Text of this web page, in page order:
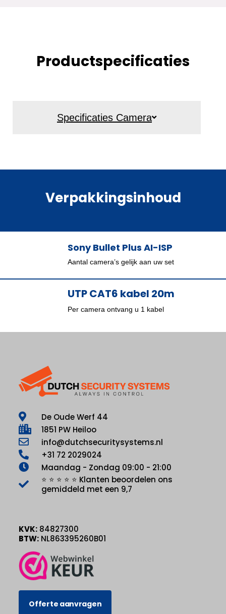
Productspecificaties
Specificaties Camera
Verpakkingsinhoud
Sony Bullet Plus AI-ISP
Aantal camera’s gelijk aan uw set
UTP CAT6 kabel 20m
Per camera ontvang u 1 kabel
De Oude Werf 44
1851 PW Heiloo
info@dutchsecuritysystems.nl
+31 72 2029024
Maandag - Zondag 09:00 - 21:00
⭐ ⭐ ⭐ ⭐ ⭐ Klanten beoordelen ons
gemiddeld met een 9,7
KVK: 84827300
BTW: NL863395260B01
Offerte aanvragen